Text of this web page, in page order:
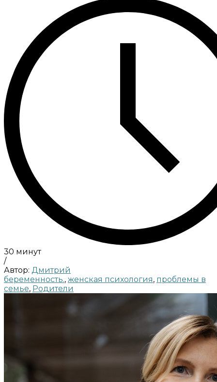
30 минут
/
Автор: Дмитрий
беременность., женская психология, проблемы в
семье, Родители